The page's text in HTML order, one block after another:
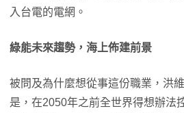
入台電的電網。
綠能未來趨勢，海上佈建前景
被問及為什麼想從事這份職業，洪
是，在2050年之前全世界得想辦法